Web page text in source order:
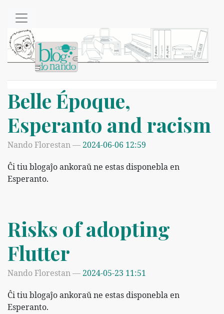
Belle Époque,
Esperanto and racism
Nando Florestan
2024-06-06 12:59
Ĉi tiu blogaĵo ankoraŭ ne estas disponebla en
Esperanto.
Risks of adopting
Flutter
Nando Florestan
2024-05-23 11:51
Ĉi tiu blogaĵo ankoraŭ ne estas disponebla en
Esperanto.